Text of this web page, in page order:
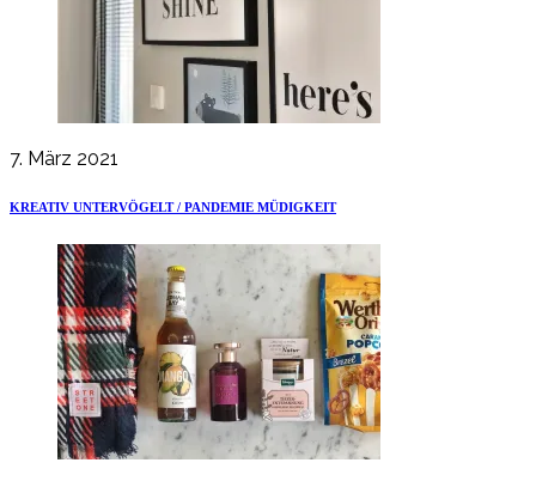
7. März 2021
KREATIV UNTERVÖGELT / PANDEMIE MÜDIGKEIT